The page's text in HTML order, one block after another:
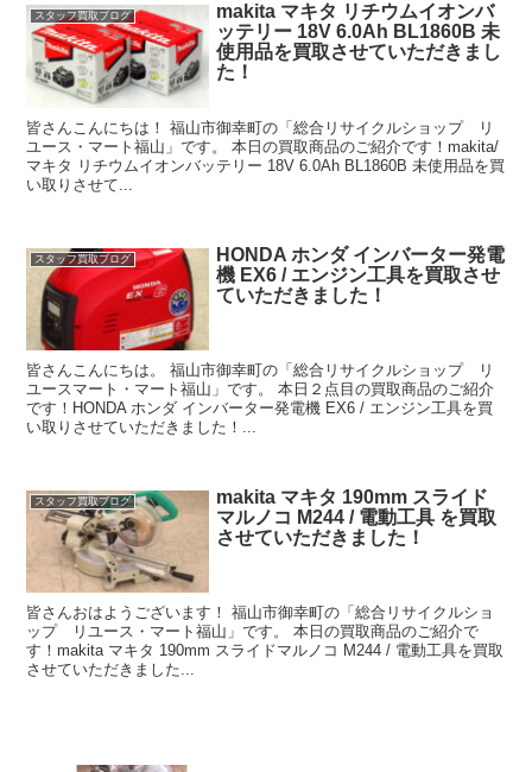
スタッフ買取ブログ
makita マキタ リチウムイオンバ
ッテリー 18V 6.0Ah BL1860B 未
使用品を買取させていただきまし
た！
皆さんこんにちは！ 福山市御幸町の「総合リサイクルショップ リ
ユース・マート福山」です。 本日の買取商品のご紹介です！makita/
マキタ リチウムイオンバッテリー 18V 6.0Ah BL1860B 未使用品を買
い取りさせて...
スタッフ買取ブログ
HONDA ホンダ インバーター発電
機 EX6 / エンジン工具を買取させ
ていただきました！
皆さんこんにちは。 福山市御幸町の「総合リサイクルショップ リ
ユースマート・マート福山」です。 本日２点目の買取商品のご紹介
です！HONDA ホンダ インバーター発電機 EX6 / エンジン工具を買
い取りさせていただきました！...
スタッフ買取ブログ
makita マキタ 190mm スライド
マルノコ M244 / 電動工具 を買取
させていただきました！
皆さんおはようございます！ 福山市御幸町の「総合リサイクルショ
ップ リユース・マート福山」です。 本日の買取商品のご紹介で
す！makita マキタ 190mm スライドマルノコ M244 / 電動工具を買取
させていただきました...